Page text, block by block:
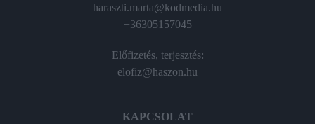
haraszti.marta@kodmedia.hu
+36305157045
Előfizetés, terjesztés:
elofiz@haszon.hu
KAPCSOLAT